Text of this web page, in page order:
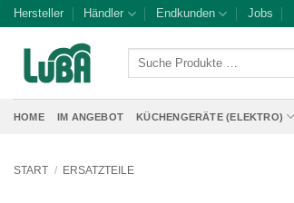
Zum
springen
Hersteller Händler Endkunden Jobs
Suche
HOME IM ANGEBOT KÜCHENGERÄTE (ELEKTRO)
START / ERSATZTEILE